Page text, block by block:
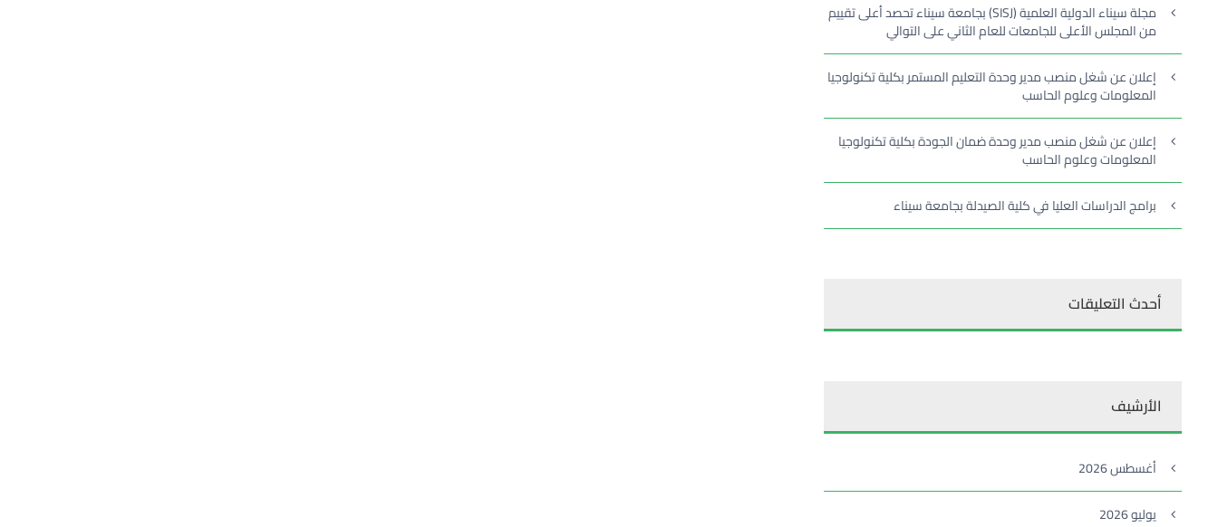
مجلة سيناء الدولية العلمية (SISJ) بجامعة سيناء تحصد أعلى تقييم
من المجلس الأعلى للجامعات للعام الثاني على التوالي
إعلان عن شغل منصب مدير وحدة التعليم المستمر بكلية تكنولوجيا
المعلومات وعلوم الحاسب
إعلان عن شغل منصب مدير وحدة ضمان الجودة بكلية تكنولوجيا
المعلومات وعلوم الحاسب
برامج الدراسات العليا في كلية الصيدلة بجامعة سيناء
أحدث التعليقات
الأرشيف
أغسطس 2026
يوليو 2026